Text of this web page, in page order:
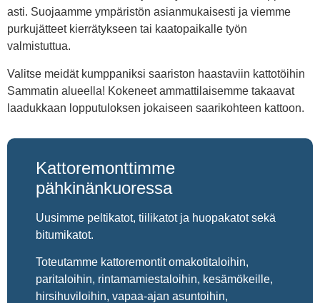
asti. Suojaamme ympäristön asianmukaisesti ja viemme
purkujätteet kierrätykseen tai kaatopaikalle työn
valmistuttua.
Valitse meidät kumppaniksi saariston haastaviin kattotöihin
Sammatin alueella! Kokeneet ammattilaisemme takaavat
laadukkaan lopputuloksen jokaiseen saarikohteen kattoon.
Kattoremonttimme
pähkinänkuoressa
Uusimme peltikatot, tiilikatot ja huopakatot sekä
bitumikatot.
Toteutamme kattoremontit omakotitaloihin,
paritaloihin, rintamamiestaloihin, kesämökeille,
hirsihuviloihin, vapaa-ajan asuntoihin,